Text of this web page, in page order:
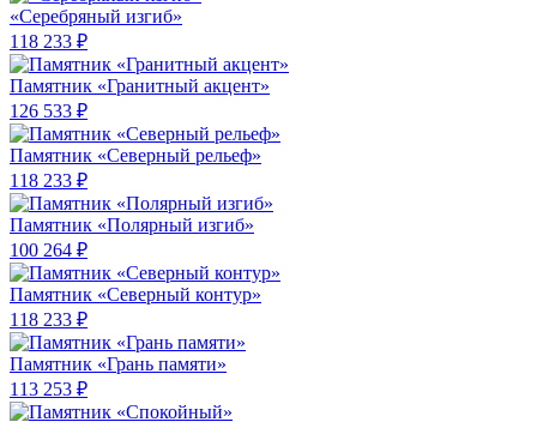
«Серебряный изгиб»
118 233 ₽
Памятник «Гранитный акцент»
126 533 ₽
Памятник «Северный рельеф»
118 233 ₽
Памятник «Полярный изгиб»
100 264 ₽
Памятник «Северный контур»
118 233 ₽
Памятник «Грань памяти»
113 253 ₽